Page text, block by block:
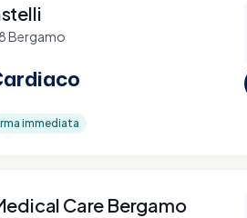
Bergamo
immediata
Care Bergamo